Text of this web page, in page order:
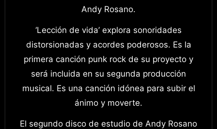
Andy Rosano.
‘Lección de vida’ explora sonoridades
distorsionadas y acordes poderosos. Es la
primera canción punk rock de su proyecto y
será incluida en su segunda producción
musical. Es una canción idónea para subir el
ánimo y moverte.
El segundo disco de estudio de Andy Rosano